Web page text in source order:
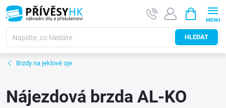
Přejít
na
obsah
HLEDAT
NÁKUPNÍ
KOŠÍK
Brzdy na jeklové oje
Nájezdová brzda AL-KO